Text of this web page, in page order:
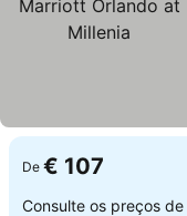
De € 107
Consulte os preços de